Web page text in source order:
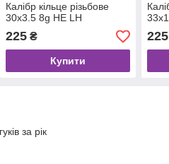
Калібр кільце різьбове
30х3.5 8g НЕ LH
225₴
Купити
225
за рік